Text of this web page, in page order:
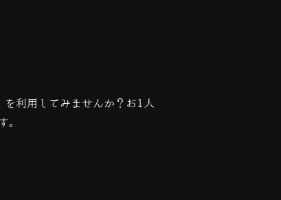
を利用してみませんか？お1 人
。